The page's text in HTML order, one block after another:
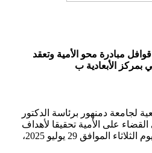
مبادرة محو الأمية وتعقد
لجامعة دمنهور برئاسة الدكتور
على الأمية تحقيقا لأهداف
التنمية المستدامة، انطلقت اليوم الثلاثاء الموافق 29 يوليو 2025،